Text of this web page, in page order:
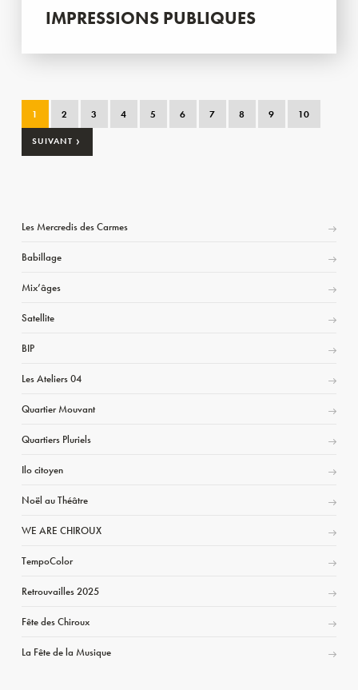
IMPRESSIONS PUBLIQUES
1 2 3 4 5 6 7 8 9 10
SUIVANT ›
Les Mercredis des Carmes
Babillage
Mix’âges
Satellite
BIP
Les Ateliers 04
Quartier Mouvant
Quartiers Pluriels
Ilo citoyen
Noël au Théâtre
WE ARE CHIROUX
TempoColor
Retrouvailles 2025
Fête des Chiroux
La Fête de la Musique